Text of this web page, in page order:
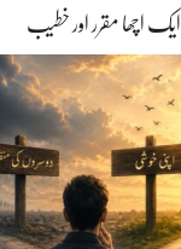
ایک اچھا مقرر اور خطیب